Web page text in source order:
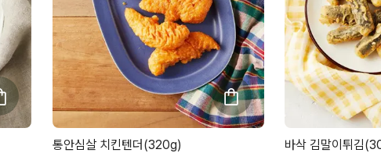
통안심살 치킨텐더(320g) 바삭 김말이튀김